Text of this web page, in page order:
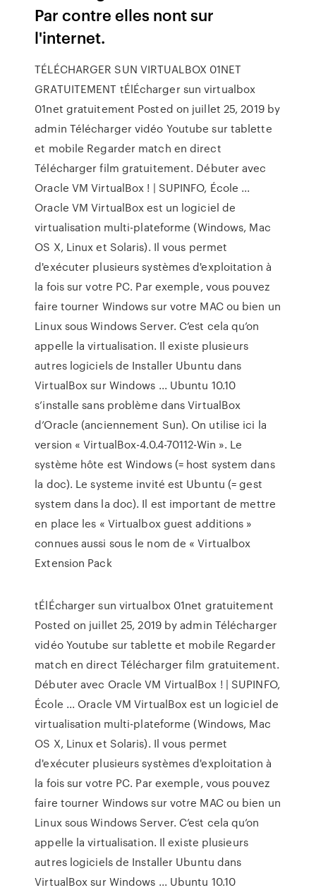
Par contre elles nont sur
l'internet.
TÉLÉCHARGER SUN VIRTUALBOX 01NET
GRATUITEMENT tÉlÉcharger sun virtualbox
01net gratuitement Posted on juillet 25, 2019 by
admin Télécharger vidéo Youtube sur tablette
et mobile Regarder match en direct
Télécharger film gratuitement. Débuter avec
Oracle VM VirtualBox ! | SUPINFO, École ...
Oracle VM VirtualBox est un logiciel de
virtualisation multi-plateforme (Windows, Mac
OS X, Linux et Solaris). Il vous permet
d'exécuter plusieurs systèmes d'exploitation à
la fois sur votre PC. Par exemple, vous pouvez
faire tourner Windows sur votre MAC ou bien un
Linux sous Windows Server. C’est cela qu’on
appelle la virtualisation. Il existe plusieurs
autres logiciels de Installer Ubuntu dans
VirtualBox sur Windows ... Ubuntu 10.10
s’installe sans problème dans VirtualBox
d’Oracle (anciennement Sun). On utilise ici la
version « VirtualBox-4.0.4-70112-Win ». Le
système hôte est Windows (= host system dans
la doc). Le systeme invité est Ubuntu (= gest
system dans la doc). Il est important de mettre
en place les « Virtualbox guest additions »
connues aussi sous le nom de « Virtualbox
Extension Pack
tÉlÉcharger sun virtualbox 01net gratuitement
Posted on juillet 25, 2019 by admin Télécharger
vidéo Youtube sur tablette et mobile Regarder
match en direct Télécharger film gratuitement.
Débuter avec Oracle VM VirtualBox ! | SUPINFO,
École ... Oracle VM VirtualBox est un logiciel de
virtualisation multi-plateforme (Windows, Mac
OS X, Linux et Solaris). Il vous permet
d'exécuter plusieurs systèmes d'exploitation à
la fois sur votre PC. Par exemple, vous pouvez
faire tourner Windows sur votre MAC ou bien un
Linux sous Windows Server. C’est cela qu’on
appelle la virtualisation. Il existe plusieurs
autres logiciels de Installer Ubuntu dans
VirtualBox sur Windows ... Ubuntu 10.10